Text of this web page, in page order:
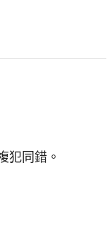
犯同錯。